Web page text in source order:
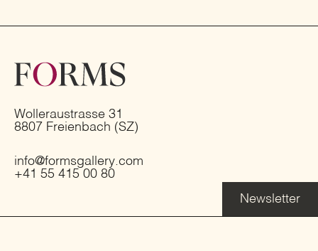
Wolleraustrasse 31
8807 Freienbach (SZ)
info@formsgallery.com
+41 55 415 00 80
Newsletter